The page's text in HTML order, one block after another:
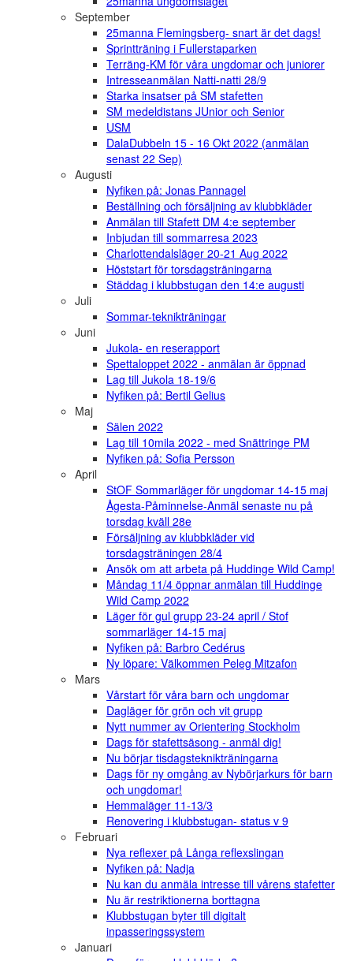
September
25manna Flemingsberg- snart är det dags!
Sprintträning i Fullerstaparken
Terräng-KM för våra ungdomar och juniorer
Intresseanmälan Natti-natti 28/9
Starka insatser på SM stafetten
SM medeldistans JUnior och Senior
USM
DalaDubbeln 15 - 16 Okt 2022 (anmälan
senast 22 Sep)
Augusti
Nyfiken på: Jonas Pannagel
Beställning och försäljning av klubbkläder
Anmälan till Stafett DM 4:e september
Inbjudan till sommarresa 2023
Charlottendalsläger 20-21 Aug 2022
Höststart för torsdagsträningarna
Städdag i klubbstugan den 14:e augusti
Juli
Sommar-teknikträningar
Juni
Jukola- en reserapport
Spettaloppet 2022 - anmälan är öppnad
Lag till Jukola 18-19/6
Nyfiken på: Bertil Gelius
Maj
Sälen 2022
Lag till 10mila 2022 - med Snättringe PM
Nyfiken på: Sofia Persson
April
StOF Sommarläger för ungdomar 14-15 maj
Ågesta-Påminnelse-Anmäl senaste nu på
torsdag kväll 28e
Försäljning av klubbkläder vid
torsdagsträningen 28/4
Ansök om att arbeta på Huddinge Wild Camp!
Måndag 11/4 öppnar anmälan till Huddinge
Wild Camp 2022
Läger för gul grupp 23-24 april / Stof
sommarläger 14-15 maj
Nyfiken på: Barbro Cedérus
Ny löpare: Välkommen Peleg Mitzafon
Mars
Vårstart för våra barn och ungdomar
Dagläger för grön och vit grupp
Nytt nummer av Orientering Stockholm
Dags för stafettsäsong - anmäl dig!
Nu börjar tisdagsteknikträningarna
Dags för ny omgång av Nybörjarkurs för barn
och ungdomar!
Hemmaläger 11-13/3
Renovering i klubbstugan- status v 9
Februari
Nya reflexer på Långa reflexslingan
Nyfiken på: Nadja
Nu kan du anmäla intresse till vårens stafetter
Nu är restriktionerna borttagna
Klubbstugan byter till digitalt
inpasseringssystem
Januari